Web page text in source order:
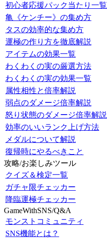
初心者応援パック当たり一覧
亀《ケンチー》の集め方
タスの効率的な集め方
運極の作り方を徹底解説
アイテムの効果一覧
わくわくの実の厳選方法
わくわくの実の効果一覧
属性相性と倍率解説
弱点のダメージ倍率解説
怒り状態のダメージ倍率解説
効率のいいランク上げ方法
メダルについて解説
復帰時にやるべきこと
攻略/お楽しみツール
クイズ＆検定一覧
ガチャ限チェッカー
降臨運極チェッカー
GameWithSNS/Q&A
モンストコミュニティ
SNS機能とは？